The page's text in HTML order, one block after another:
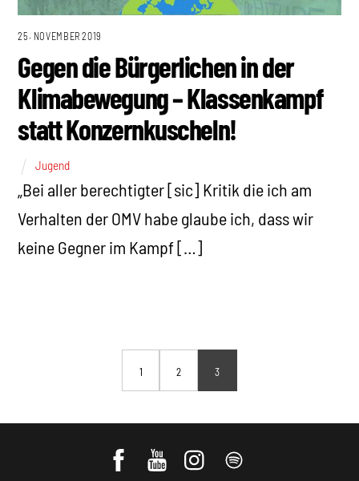
25. NOVEMBER 2019
Gegen die Bürgerlichen in der
Klimabewegung – Klassenkampf
statt Konzernkuscheln!
Jugend
„Bei aller berechtigter [sic] Kritik die ich am
Verhalten der OMV habe glaube ich, dass wir
keine Gegner im Kampf […]
1 2 3